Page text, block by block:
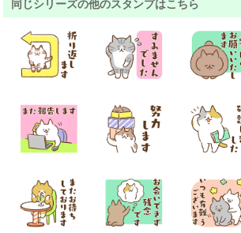
同じシリーズの他のスタンプはこちら